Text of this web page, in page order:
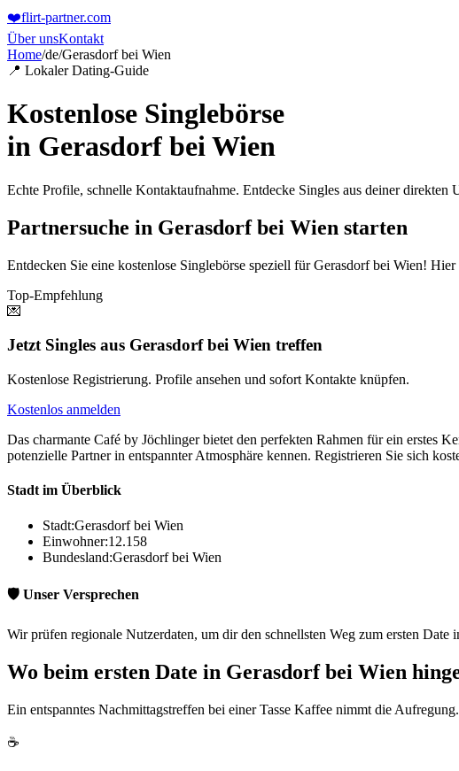
❤️flirt-partner.com
Über unsKontakt
Home/de/Gerasdorf bei Wien
📍 Lokaler Dating-Guide
Kostenlose Singlebörse
in Gerasdorf bei Wien
Echte Profile, schnelle Kontaktaufnahme. Entdecke Singles aus deiner direkten
Partnersuche in Gerasdorf bei Wien starten
Entdecken Sie eine kostenlose Singlebörse speziell für Gerasdorf bei Wien!
Top-Empfehlung
💌
Jetzt Singles aus Gerasdorf bei Wien treffen
Kostenlose Registrierung. Profile ansehen und sofort Kontakte knüpfen.
Kostenlos anmelden
Das charmante Café by Jöchlinger bietet den perfekten Rahmen für ein erstes
potenzielle Partner in entspannter Atmosphäre kennen. Registrieren Sie sich
Stadt im Überblick
Stadt:Gerasdorf bei Wien
Einwohner:12.158
Bundesland:Gerasdorf bei Wien
🛡️ Unser Versprechen
Wir prüfen regionale Nutzerdaten, um dir den schnellsten Weg zum ersten Date
Wo beim ersten Date in Gerasdorf bei Wien
Ein entspanntes Nachmittagstreffen bei einer Tasse Kaffee nimmt die
☕